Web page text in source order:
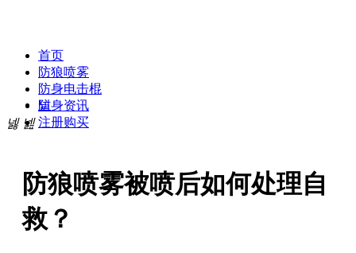
首页
防狼喷雾
防身电击棍
防身资讯
注册购买
넡
넳 넲
防狼喷雾被喷后如何处理自
救？